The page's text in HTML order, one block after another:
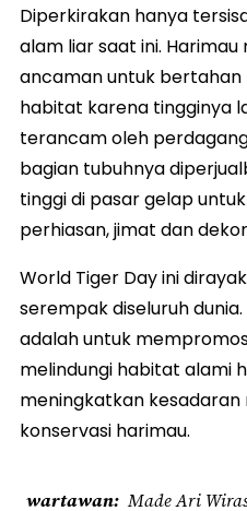
Diperkirakan hanya
alam liar saat ini.
ancaman untuk bertahan
habitat karena tingginya
terancam oleh
bagian tubuhnya
tinggi di pasar gelap
perhiasan, jimat dan
World Tiger Day ini
serempak diseluruh
adalah untuk
melindungi habitat alami
meningkatkan
konservasi harimau.
wartawan Made Ari